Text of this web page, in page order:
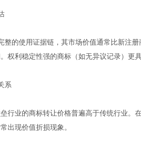
整的使用证据链，其市场价值通常比新注
权利稳定性强的商标（如无异议记录）更
系
行业的商标转让价格普遍高于传统行业。
出现价值折损现象。